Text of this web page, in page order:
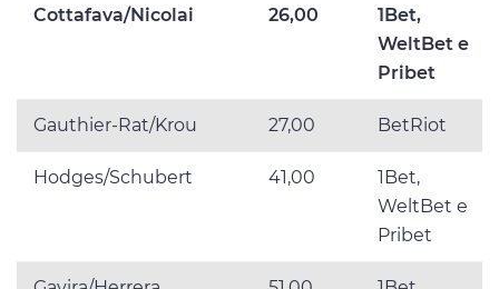
Cottafava/Nicolai 26,00
1Bet,
WeltBet e
Pribet
Gauthier-Rat/Krou 27,00 BetRiot
Hodges/Schubert 41,00
1Bet,
WeltBet e
Pribet